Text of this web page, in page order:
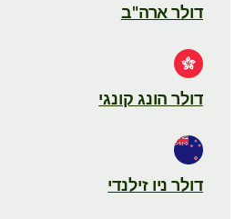
דולר ארה"ב
דולר הונג קונגי
דולר ניו זילנדי